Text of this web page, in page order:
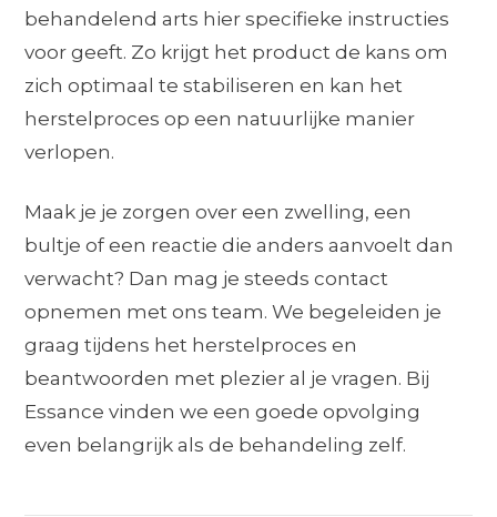
behandelend arts hier specifieke instructies
voor geeft. Zo krijgt het product de kans om
zich optimaal te stabiliseren en kan het
herstelproces op een natuurlijke manier
verlopen.
Maak je je zorgen over een zwelling, een
bultje of een reactie die anders aanvoelt dan
verwacht? Dan mag je steeds contact
opnemen met ons team. We begeleiden je
graag tijdens het herstelproces en
beantwoorden met plezier al je vragen. Bij
Essance vinden we een goede opvolging
even belangrijk als de behandeling zelf.